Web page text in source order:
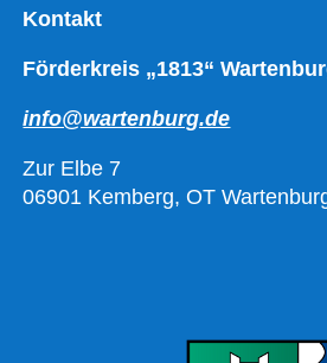
Kontakt
Förderkreis „1813“
info@wartenburg.de
Zur Elbe 7
06901 Kemberg, OT